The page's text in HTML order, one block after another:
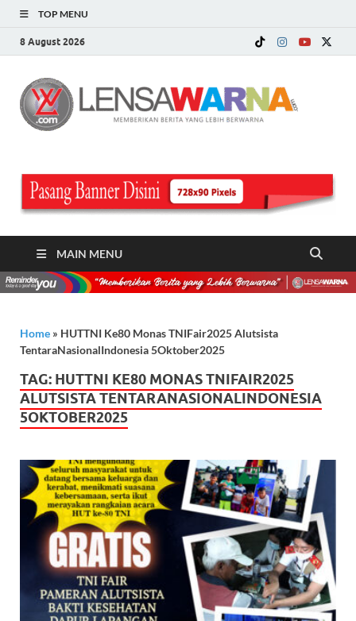
TOP MENU
8 August 2026
MAIN MENU
Home » HUTTNI Ke80 Monas TNIFair2025 Alutsista
TentaraNasionalIndonesia 5Oktober2025
TAG: HUTTNI KE80 MONAS TNIFAIR2025
ALUTSISTA TENTARANASIONALINDONESIA
5OKTOBER2025